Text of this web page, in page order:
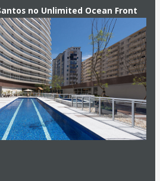
no Unlimited Ocean Front